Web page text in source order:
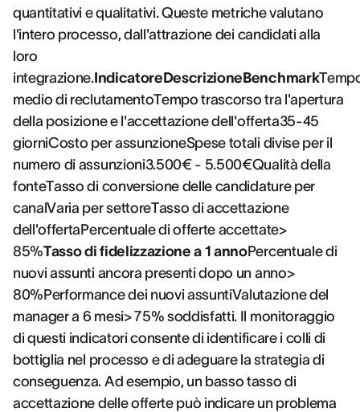
quantitativi e qualitativi. Queste metriche valutano
l'intero processo, dall'attrazione dei candidati alla
loro
integrazione.IndicatoreDescrizioneBenchmark
medio di reclutamentoTempo trascorso tra l'apertura
della posizione e l'accettazione dell'offerta35-45
giorniCosto per assunzioneSpese totali divise per il
numero di assunzioni3.500€ - 5.500€Qualità della
fonteTasso di conversione delle candidature per
canalVaria per settoreTasso di accettazione
dell'offertaPercentuale di offerte accettate>
85%Tasso di fidelizzazione a 1 annoPercentuale di
nuovi assunti ancora presenti dopo un anno>
80%Performance dei nuovi assuntiValutazione del
manager a 6 mesi> 75% soddisfatti. Il monitoraggio
di questi indicatori consente di identificare i colli di
bottiglia nel processo e di adeguare la strategia di
conseguenza. Ad esempio, un basso tasso di
accettazione delle offerte può indicare un problema